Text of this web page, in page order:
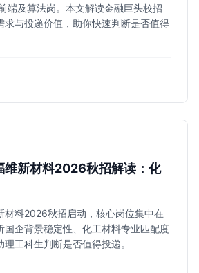
端及算法岗。本文解读金融巨头校招
求与投递价值，助你快速判断是否值得
维新材料2026秋招解读：化
材料2026秋招启动，核心岗位集中在
国企背景稳定性、化工材料专业匹配度
工科生判断是否值得投递。